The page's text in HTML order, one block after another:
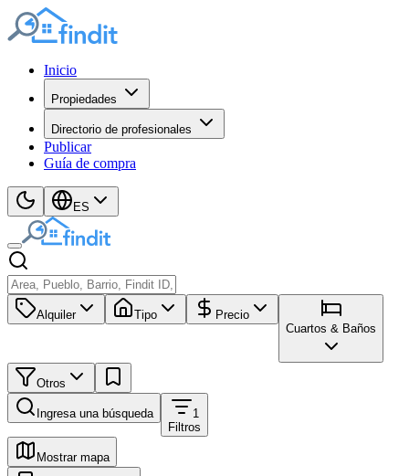
Inicio
Propiedades
Directorio de profesionales
Publicar
Guía de compra
ES
Alquiler Tipo
Precio
Cuartos & Baños
Otros
Ingresa una búsqueda
1
Filtros
Mostrar mapa